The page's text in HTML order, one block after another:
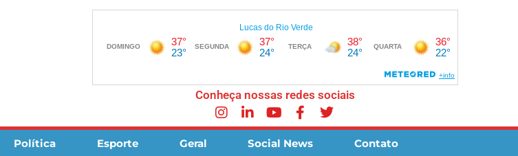
Conheça nossas redes sociais
Política Esporte Geral Social News Contato